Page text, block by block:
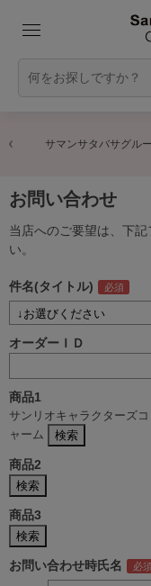
サマンサタバサグル
お問い合わせ
当店へのご要望は、下
い。
件名(タイトル)
オーダーＩＤ
商品1
サンリオキャラクターズ
ャーム
商品2
商品3
お問い合わせ時氏名